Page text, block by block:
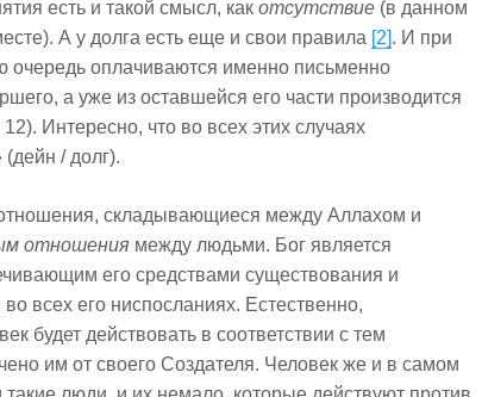
есть и такой смысл, как отсутствие (в данном
А у долга есть еще и свои правила [2]. И при
очередь оплачиваются именно письменно
а уже из оставшейся его части производится
Интересно, что во всех этих случаях
/ долг).
складывающиеся между Аллахом и
отношения между людьми. Бог является
его средствами существования и
всех его ниспосланиях. Естественно,
будет действовать в соответствии с тем
им от своего Создателя. Человек же и в самом